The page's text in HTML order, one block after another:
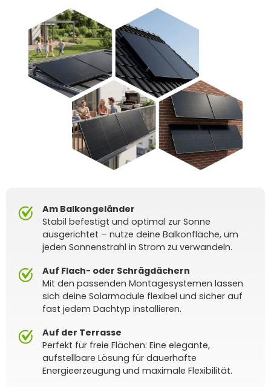
Am Balkongeländer
Stabil befestigt und optimal zur Sonne
ausgerichtet – nutze deine Balkonfläche, um
jeden Sonnenstrahl in Strom zu verwandeln.
Auf Flach- oder Schrägdächern
Mit den passenden Montagesystemen lassen
sich deine Solarmodule flexibel und sicher auf
fast jedem Dachtyp installieren.
Auf der Terrasse
Perfekt für freie Flächen: Eine elegante,
aufstellbare Lösung für dauerhafte
Energieerzeugung und maximale Flexibilität.